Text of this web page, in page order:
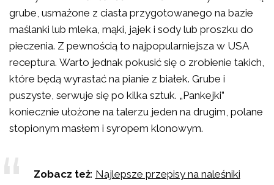
grube, usmażone z ciasta przygotowanego na bazie
maślanki lub mleka, mąki, jajek i sody lub proszku do
pieczenia. Z pewnością to najpopularniejsza w USA
receptura. Warto jednak pokusić się o zrobienie takich,
które będą wyrastać na pianie z białek. Grube i
puszyste, serwuje się po kilka sztuk. „Pankejki”
koniecznie ułożone na talerzu jeden na drugim, polane
stopionym masłem i syropem klonowym.
Zobacz też: Najlepsze przepisy na naleśniki